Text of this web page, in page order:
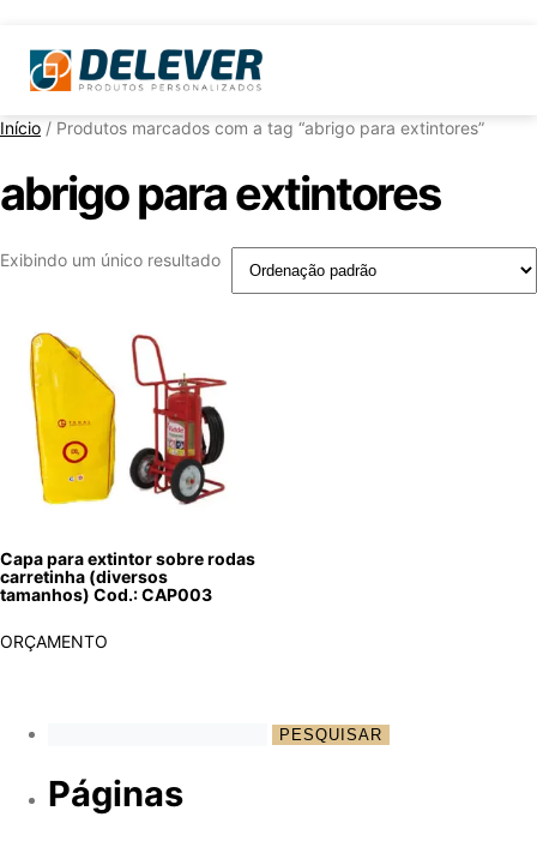
Início / Produtos marcados com a tag “abrigo para extintores”
abrigo para extintores
Exibindo um único resultado
Capa para extintor sobre rodas
carretinha (diversos
tamanhos) Cod.: CAP003
ORÇAMENTO
Páginas